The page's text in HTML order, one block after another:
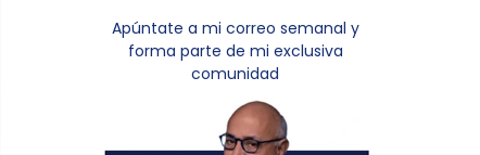
Apúntate a mi correo semanal y
forma parte de mi exclusiva
comunidad